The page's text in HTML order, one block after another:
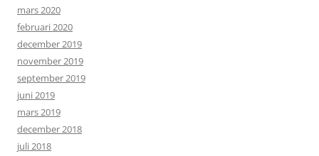
mars 2020
februari 2020
december 2019
november 2019
september 2019
juni 2019
mars 2019
december 2018
juli 2018